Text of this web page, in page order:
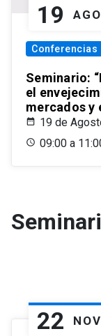
19 AGO
Conferencias
Seminario:
el
mercados y
19 de
09:00 a
22 NOV